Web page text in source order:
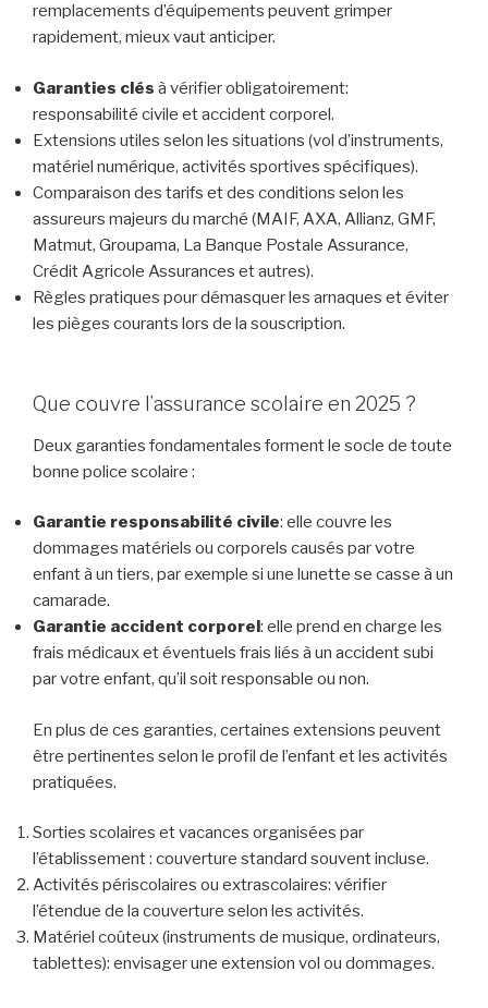
remplacements d’équipements peuvent grimper
rapidement, mieux vaut anticiper.
Garanties clés à vérifier obligatoirement:
responsabilité civile et accident corporel.
Extensions utiles selon les situations (vol d’instruments,
matériel numérique, activités sportives spécifiques).
Comparaison des tarifs et des conditions selon les
assureurs majeurs du marché (MAIF, AXA, Allianz, GMF,
Matmut, Groupama, La Banque Postale Assurance,
Crédit Agricole Assurances et autres).
Règles pratiques pour démasquer les arnaques et éviter
les pièges courants lors de la souscription.
Que couvre l’assurance scolaire en 2025 ?
Deux garanties fondamentales forment le socle de toute
bonne police scolaire :
Garantie responsabilité civile: elle couvre les
dommages matériels ou corporels causés par votre
enfant à un tiers, par exemple si une lunette se casse à un
camarade.
Garantie accident corporel : elle prend en charge les
frais médicaux et éventuels frais liés à un accident subi
par votre enfant, qu’il soit responsable ou non.
En plus de ces garanties, certaines extensions peuvent
être pertinentes selon le profil de l’enfant et les activités
pratiquées.
Sorties scolaires et vacances organisées par
l’établissement : couverture standard souvent incluse.
Activités périscolaires ou extrascolaires: vérifier
l’étendue de la couverture selon les activités.
Matériel coûteux (instruments de musique, ordinateurs,
tablettes): envisager une extension vol ou dommages.